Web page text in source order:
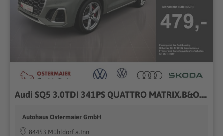
Audi SQ5 3.0TDI 341PS QUATTRO MATRIX.B&O.STANDHZG.HUD.KAMERA
Autohaus Ostermaier GmbH
84453 Mühldorf a.Inn